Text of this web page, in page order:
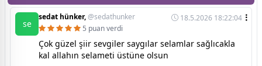
se
sedat hünker,@sedathunker
18.5.2026 18:22:04
5 puan verdi
Çok güzel şiir sevgiler saygılar selamlar sağlıcakla
kal allahın selameti üstüne olsun